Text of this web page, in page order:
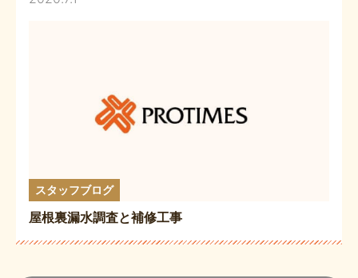
スタッフブログ
屋根裏漏水調査と補修工事